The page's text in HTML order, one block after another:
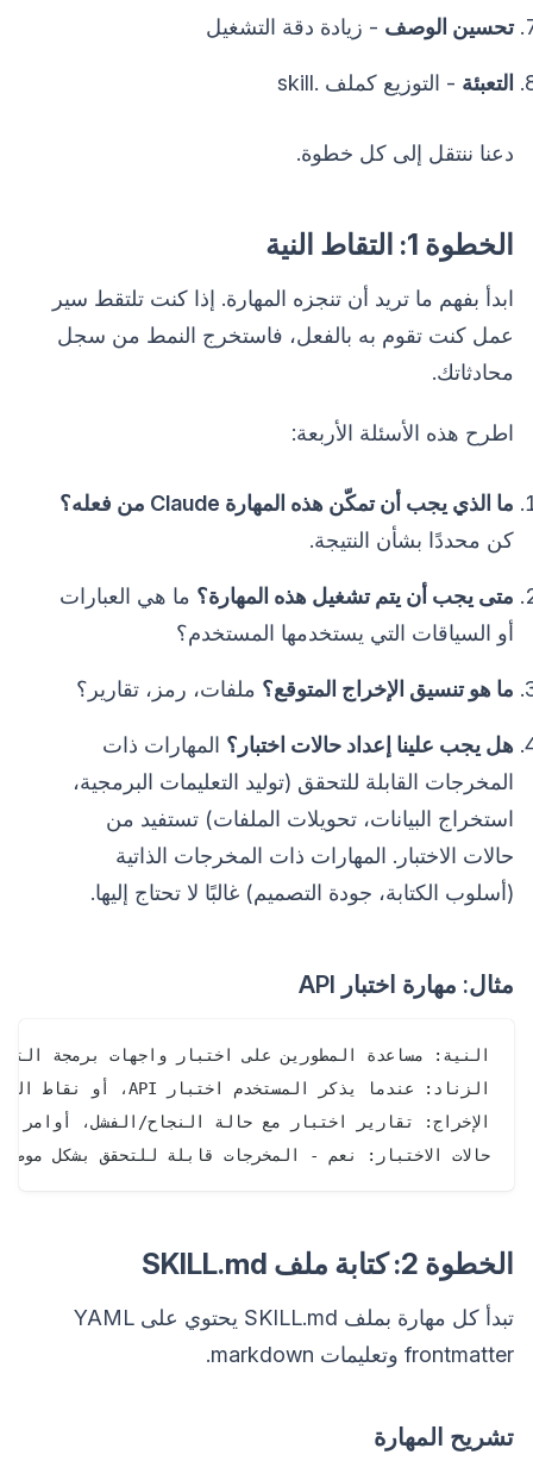
تحسين الوصف - زيادة دقة التشغيل
التعبئة - التوزيع كملف .skill
دعنا ننتقل إلى كل خطوة.
الخطوة 1: التقاط النية
ابدأ بفهم ما تريد أن تنجزه المهارة. إذا كنت تلتقط سير
عمل كنت تقوم به بالفعل، فاستخرج النمط من سجل
محادثاتك.
اطرح هذه الأسئلة الأربعة:
ما الذي يجب أن تمكّن هذه المهارة Claude من فعله؟
كن محددًا بشأن النتيجة.
متى يجب أن يتم تشغيل هذه المهارة؟ ما هي العبارات
أو السياقات التي يستخدمها المستخدم؟
ما هو تنسيق الإخراج المتوقع؟ ملفات، رمز، تقارير؟
هل يجب علينا إعداد حالات اختبار؟ المهارات ذات
المخرجات القابلة للتحقق (توليد التعليمات البرمجية،
استخراج البيانات، تحويلات الملفات) تستفيد من
حالات الاختبار. المهارات ذات المخرجات الذاتية
(أسلوب الكتابة، جودة التصميم) غالبًا لا تحتاج إليها.
مثال: مهارة اختبار API
حالات الاختبار: نعم - المخرجات قابلة للتحقق بشكل
الخطوة 2: كتابة ملف SKILL.md
تبدأ كل مهارة بملف SKILL.md يحتوي على YAML
frontmatter وتعليمات markdown.
تشريح المهارة